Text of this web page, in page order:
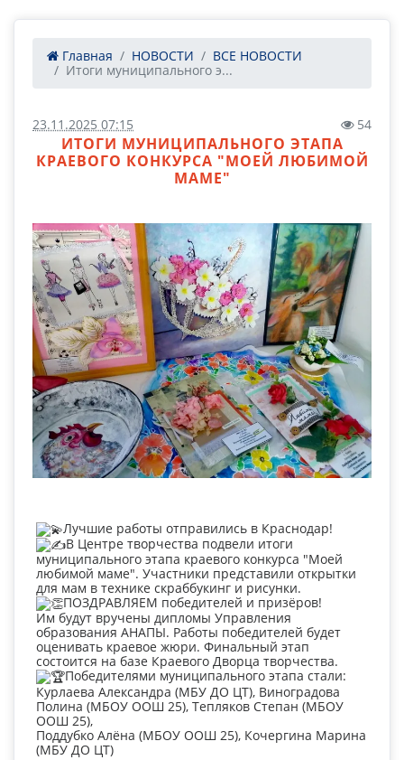
Главная НОВОСТИ
ВСЕ НОВОСТИ
Итоги муниципального э...
23.11.2025 07:15 54
ИТОГИ МУНИЦИПАЛЬНОГО ЭТАПА
КРАЕВОГО КОНКУРСА "МОЕЙ ЛЮБИМОЙ
МАМЕ"
Лучшие работы отправились в Краснодар!
В Центре творчества подвели итоги
муниципального этапа краевого конкурса "Моей
любимой маме". Участники представили открытки
для мам в технике скраббукинг и рисунки.
ПОЗДРАВЛЯЕМ победителей и призёров!
Им будут вручены дипломы Управления
образования АНАПЫ. Работы победителей будет
оценивать краевое жюри. Финальный этап
состоится на базе Краевого Дворца творчества.
Победителями муниципального этапа стали:
Курлаева Александра (МБУ ДО ЦТ), Виноградова
Полина (МБОУ ООШ 25), Тепляков Степан (МБОУ
ООШ 25),
Поддубко Алёна (МБОУ ООШ 25), Кочергина Марина
(МБУ ДО ЦТ)